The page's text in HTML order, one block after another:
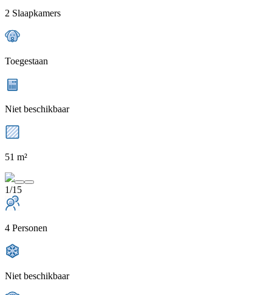
2 Slaapkamers
Toegestaan
Niet beschikbaar
51 m²
1/15
4 Personen
Niet beschikbaar